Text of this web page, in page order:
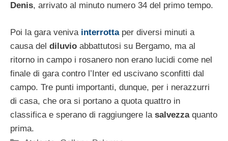
Denis, arrivato al minuto numero 34 del primo tempo.
Poi la gara veniva interrottaper diversi minuti a
causa del diluvio abbattutosi su Bergamo, ma al
ritorno in campo i rosanero non erano lucidi come nel
finale di gara contro l’Inter ed uscivano sconfitti dal
campo. Tre punti importanti, dunque, per i nerazzurri
di casa, che ora si portano a quota quattro in
classifica e sperano di raggiungere la salvezzaquanto
prima.